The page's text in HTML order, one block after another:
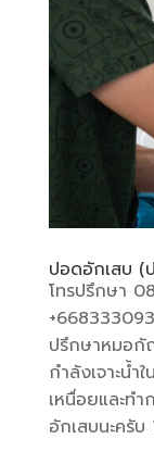
ปอดอักเสบ (
โทรปรึกษา
ปรึกษาหมอ
กำลังเจาะน้ำ
เหนื่อยและท
อักเสบนะครับ